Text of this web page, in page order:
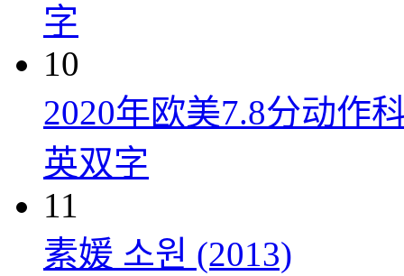
字
10
2020年欧美7.8分动作
英双字
11
素媛 소원 (2013)